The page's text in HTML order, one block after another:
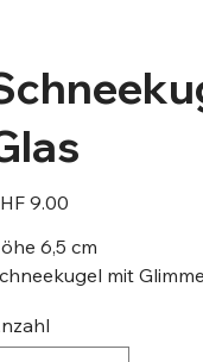
9.00
6,5 cm
mit